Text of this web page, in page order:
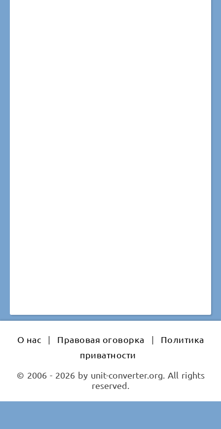
О нас | Правовая оговорка |
Политика
приватности
© 2006 - 2026 by unit-converter.org. All rights
reserved.